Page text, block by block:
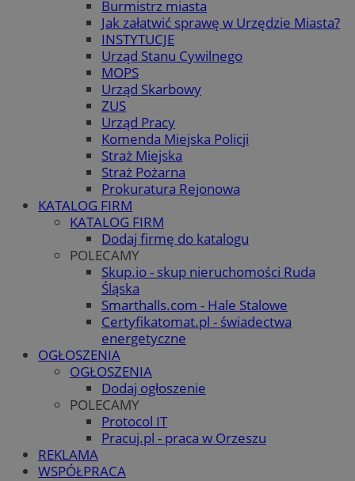
Burmistrz miasta
Jak załatwić sprawę w Urzędzie Miasta?
INSTYTUCJE
Urząd Stanu Cywilnego
MOPS
Urząd Skarbowy
ZUS
Urząd Pracy
Komenda Miejska Policji
Straż Miejska
Straż Pożarna
Prokuratura Rejonowa
KATALOG FIRM
KATALOG FIRM
Dodaj firmę do katalogu
POLECAMY
Skup.io - skup nieruchomości Ruda
Śląska
Smarthalls.com - Hale Stalowe
Certyfikatomat.pl - świadectwa
energetyczne
OGŁOSZENIA
OGŁOSZENIA
Dodaj ogłoszenie
POLECAMY
Protocol IT
Pracuj.pl - praca w Orzeszu
REKLAMA
WSPÓŁPRACA